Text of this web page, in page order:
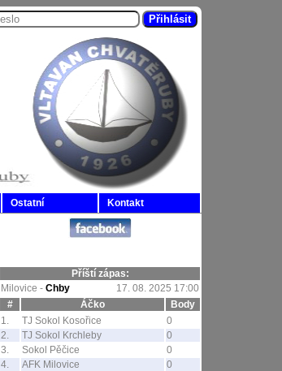
Ostatní Kontakt
Příští zápas:
Milovice - Chby
17. 08. 2025 17:00
#
Áčko
Body
1.
TJ Sokol Kosořice
0
2.
TJ Sokol Krchleby
0
3.
Sokol Pěčice
0
4.
AFK Milovice
0